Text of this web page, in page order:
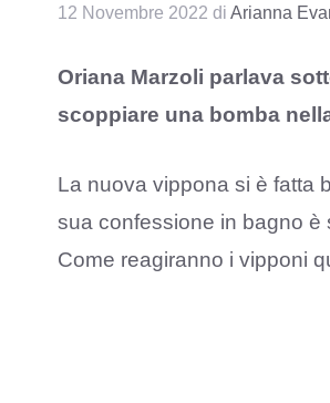
12 Novembre 2022 di Arianna
Oriana Marzoli parlava
scoppiare una bomba
La nuova vippona si è fatta
sua confessione in bagno è
Come reagiranno i vipponi